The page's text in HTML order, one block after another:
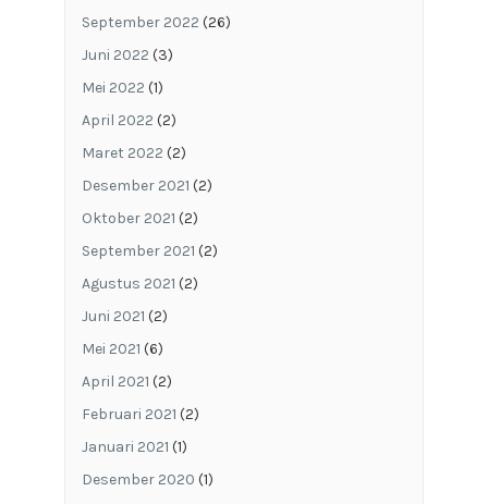
September 2022 (26)
Juni 2022 (3)
Mei 2022 (1)
April 2022 (2)
Maret 2022 (2)
Desember 2021 (2)
Oktober 2021 (2)
September 2021 (2)
Agustus 2021 (2)
Juni 2021 (2)
Mei 2021 (6)
April 2021 (2)
Februari 2021 (2)
Januari 2021 (1)
Desember 2020 (1)